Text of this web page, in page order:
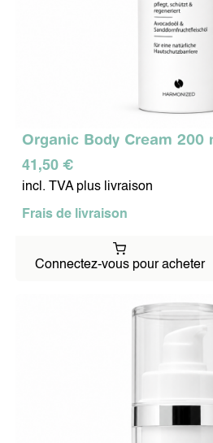
Organic Body Cream 200
41,50 €
incl. TVA plus livraison
Frais de livraison
Connectez-vous pour acheter